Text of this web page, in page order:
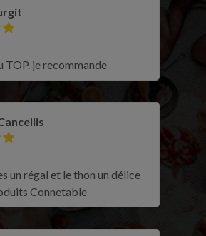
TOP. je recommande
un régal et le thon un délice
Connetable